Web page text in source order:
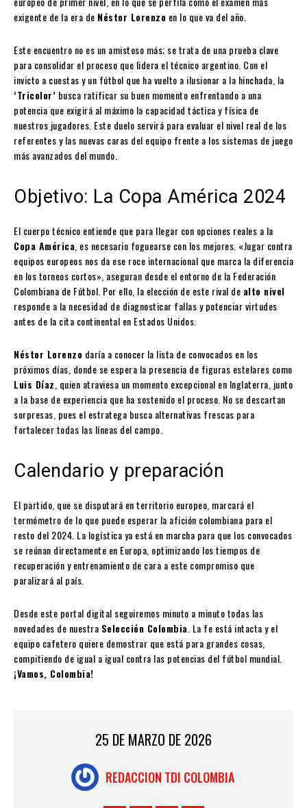
exigente de la era de Néstor Lorenzo en lo que va del año.
Este encuentro no es un amistoso más; se trata de una prueba clave
para consolidar el proceso que lidera el técnico argentino. Con el
invicto a cuestas y un fútbol que ha vuelto a ilusionar a la hinchada, la
‘Tricolor’ busca ratificar su buen momento enfrentando a una
potencia que exigirá al máximo la capacidad táctica y física de
nuestros jugadores. Este duelo servirá para evaluar el nivel real de los
referentes y las nuevas caras del equipo frente a los sistemas de juego
más avanzados del mundo.
Objetivo: La Copa América 2024
El cuerpo técnico entiende que para llegar con opciones reales a la
Copa América , es necesario foguearse con los mejores. «Jugar contra
equipos europeos nos da ese roce internacional que marca la diferencia
en los torneos cortos», aseguran desde el entorno de la Federación
Colombiana de Fútbol. Por ello, la elección de este rival de alto nivel
responde a la necesidad de diagnosticar fallas y potenciar virtudes
antes de la cita continental en Estados Unidos.
Néstor Lorenzo daría a conocer la lista de convocados en los
próximos días, donde se espera la presencia de figuras estelares como
Luis Díaz , quien atraviesa un momento excepcional en Inglaterra, junto
a la base de experiencia que ha sostenido el proceso. No se descartan
sorpresas, pues el estratega busca alternativas frescas para
fortalecer todas las líneas del campo.
Calendario y preparación
El partido, que se disputará en territorio europeo, marcará el
termómetro de lo que puede esperar la afición colombiana para el
resto del 2024. La logística ya está en marcha para que los convocados
se reúnan directamente en Europa, optimizando los tiempos de
recuperación y entrenamiento de cara a este compromiso que
paralizará al país.
Desde este portal digital seguiremos minuto a minuto todas las
novedades de nuestra Selección Colombia . La fe está intacta y el
equipo cafetero quiere demostrar que está para grandes cosas,
compitiendo de igual a igual contra las potencias del fútbol mundial.
¡Vamos, Colombia!
25 DE MARZO DE 2026
REDACCION TDI COLOMBIA